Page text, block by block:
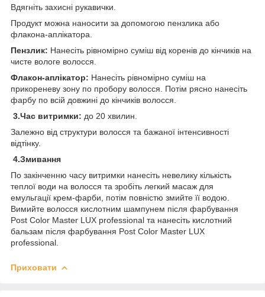
Вдягніть захисні рукавички.
Продукт можна наносити за допомогою пензлика або
флакона-аплікатора.
Пензлик: Нанесіть рівномірно суміш від коренів до кінчиків на
чисте вологе волосся.
Флакон-аплікатор: Нанесіть рівномірно суміш на
прикореневу зону по пробору волосся. Потім рясно нанесіть
фарбу по всій довжині до кінчиків волосся.
3.Час витримки: до 20 хвилин.
Залежно від структури волосся та бажаної інтенсивності
відтінку.
4.Змивання
По закінченню часу витримки нанесіть невелику кількість
теплої води на волосся та зробіть легкий масаж для
емульгації крем-фарби, потім повністю змийте її водою.
Вимийте волосся кислотним шампунем після фарбування
Post Color Master LUX professional та нанесіть кислотний
бальзам після фарбування Post Color Master LUX
professional.
Приховати